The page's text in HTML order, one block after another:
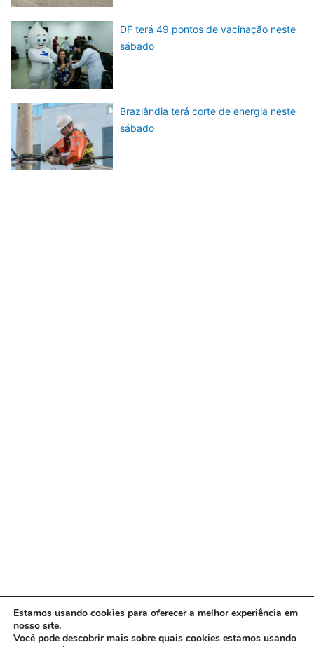
DF terá 49 pontos de vacinação neste
sábado
Brazlândia terá corte de energia neste
sábado
Estamos usando cookies para oferecer a melhor experiência em
nosso site.
Você pode descobrir mais sobre quais cookies estamos usando